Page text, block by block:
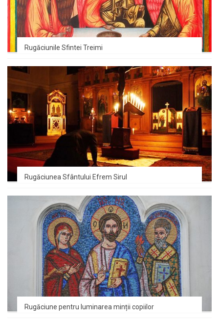
Rugăciunile Sfintei Treimi
Rugăciunea Sfântului Efrem Sirul
Rugăciune pentru luminarea minții copiilor